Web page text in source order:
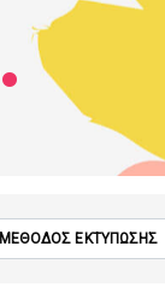
.
ΜΕΘΟΔΟΣ ΕΚΤΥΠΩΣΗΣ